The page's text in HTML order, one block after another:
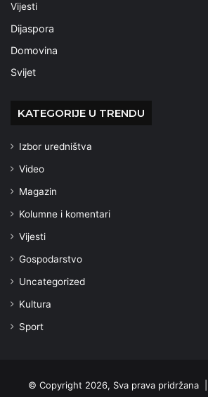
Vijesti
Dijaspora
Domovina
Svijet
KATEGORIJE U TRENDU
Izbor uredništva
Video
Magazin
Kolumne i komentari
Vijesti
Gospodarstvo
Uncategorized
Kultura
Sport
© Copyright 2026, Sva prava pridržana |